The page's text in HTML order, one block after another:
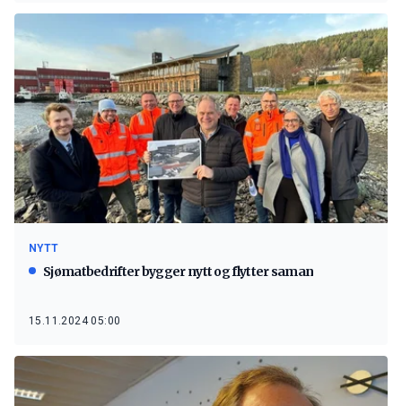
NYTT
Sjømatbedrifter bygger nytt og flytter saman
15.11.2024 05:00